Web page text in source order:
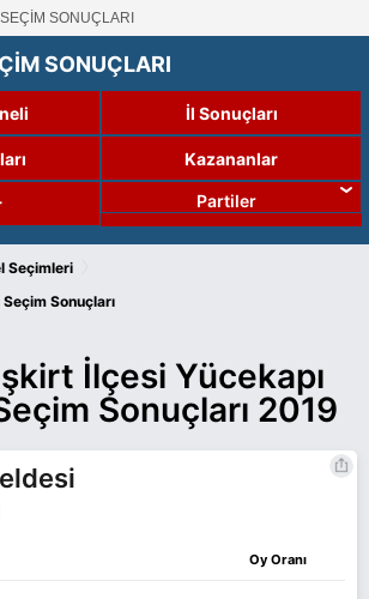
SEÇİM SONUÇLARI
SONUÇLARI
İl Sonuçları
Kazananlar
Partiler
Seçimleri
Sonuçları
İlçesi Yücekapı
Sonuçları 2019
Oy Oranı